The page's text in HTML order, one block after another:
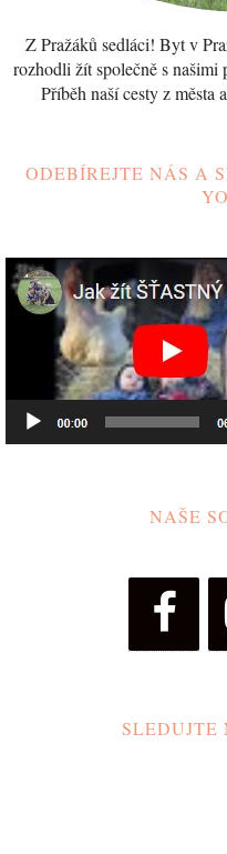
Z Pražáků sedláci! Byt v
rozhodli žít společně s
Příběh naší cesty z města
ODEBÍREJTE NÁS A
NAŠE
SLEDUJTE